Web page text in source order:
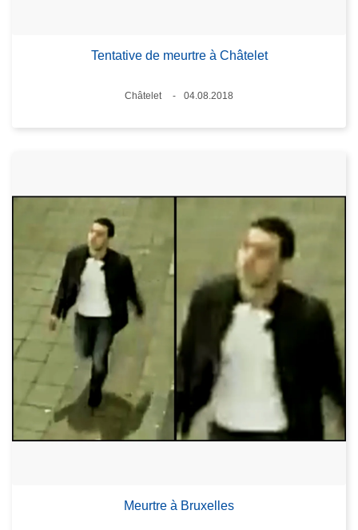
Tentative de meurtre à Châtelet
Lieux
Châtelet
04.08.2018
Meurtre à Bruxelles